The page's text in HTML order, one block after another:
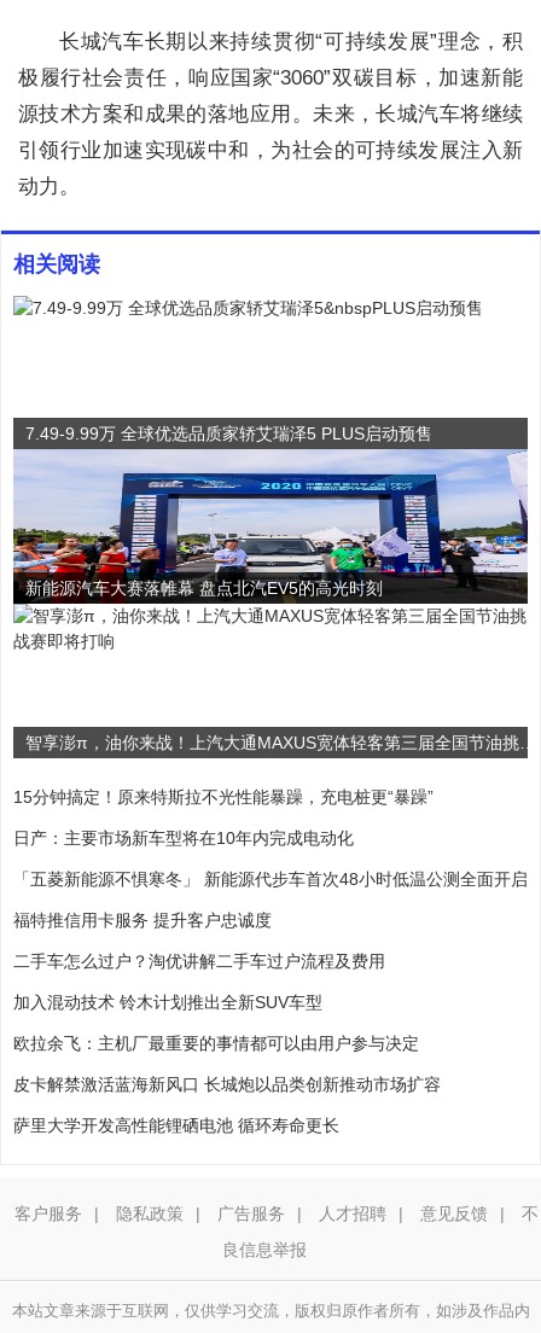
长城汽车长期以来持续贯彻“可持续发展”理念，积
极履行社会责任，响应国家“3060”双碳目标，加速新能
源技术方案和成果的落地应用。未来，长城汽车将继续
引领行业加速实现碳中和，为社会的可持续发展注入新
动力。
相关阅读
7.49-9.99万 全球优选品质家轿艾瑞泽5 PLUS启动预售
新能源汽车大赛落帷幕 盘点北汽EV5的高光时刻
15分钟搞定！原来特斯拉不光性能暴躁，充电桩更“暴躁”
日产：主要市场新车型将在10年内完成电动化
「五菱新能源不惧寒冬」 新能源代步车首次48小时低温公测全面开启
福特推信用卡服务 提升客户忠诚度
二手车怎么过户？淘优讲解二手车过户流程及费用
加入混动技术 铃木计划推出全新SUV车型
欧拉余飞：主机厂最重要的事情都可以由用户参与决定
皮卡解禁激活蓝海新风口 长城炮以品类创新推动市场扩容
萨里大学开发高性能锂硒电池 循环寿命更长
客户服务 | 隐私政策 | 广告服务 | 人才招聘 | 意见反馈 |
不
良信息举报
本站文章来源于互联网，仅供学习交流，版权归原作者所有，如涉及作品内